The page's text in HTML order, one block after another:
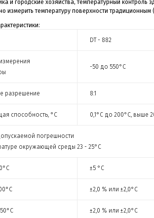
и городские хозяйства, температурный контроль
измерить температуру поверхности
DT - 882
-50 до 550°C
разрешение 8:1
способность, °С 0,1°C до 200°C, выше
погрешности
окружающей среды 23 - 25°C
±5 °C
±2,0 % или ±2,0°C
±2,0 % или ±2,0°C